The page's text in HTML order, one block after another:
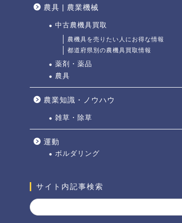
農具 | 農業機械
中古農機具買取
農機具を売りたい人にお得な情報
都道府県別の農機具買取情報
薬剤・薬品
農具
農業知識・ノウハウ
雑草・除草
運動
ボルダリング
サイト内記事検索